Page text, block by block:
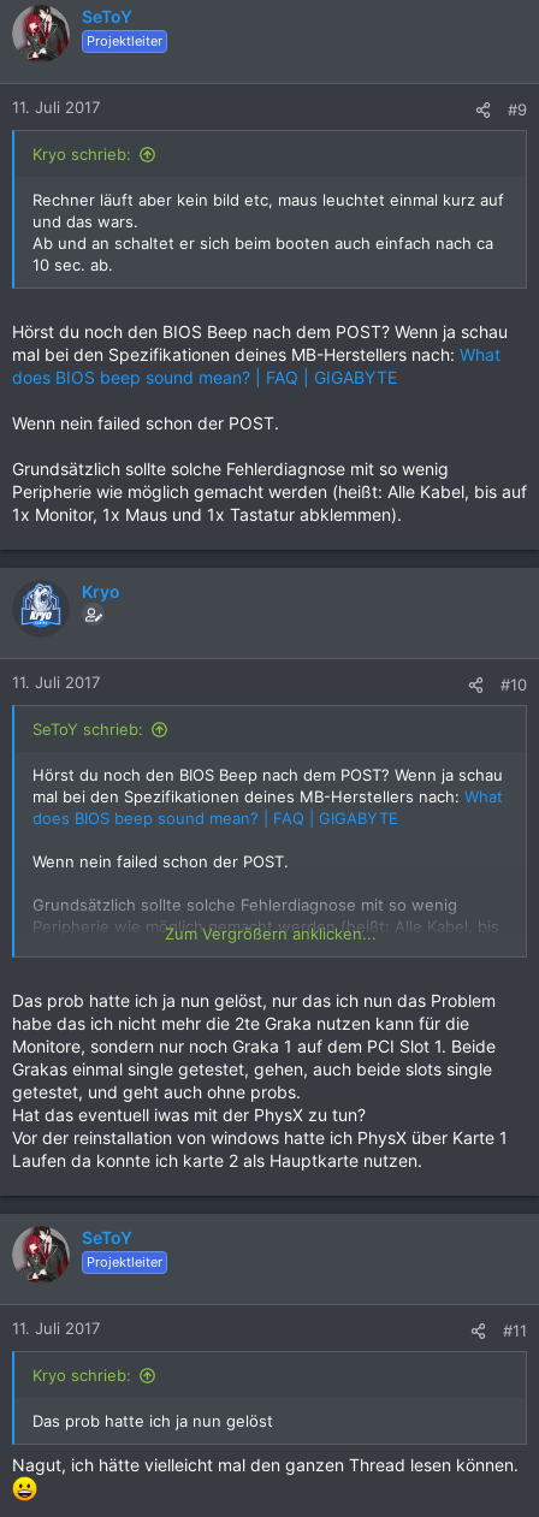
SeToY
Projektleiter
11. Juli 2017 #9
Kryo schrieb:
Rechner läuft aber kein bild etc, maus leuchtet einmal kurz auf
und das wars.
Ab und an schaltet er sich beim booten auch einfach nach ca
10 sec. ab.
Hörst du noch den BIOS Beep nach dem POST? Wenn ja schau
mal bei den Spezifikationen deines MB-Herstellers nach: What
does BIOS beep sound mean? | FAQ | GIGABYTE
Wenn nein failed schon der POST.
Grundsätzlich sollte solche Fehlerdiagnose mit so wenig
Peripherie wie möglich gemacht werden (heißt: Alle Kabel, bis auf
1x Monitor, 1x Maus und 1x Tastatur abklemmen).
Kryo
11. Juli 2017 #10
SeToY schrieb:
Hörst du noch den BIOS Beep nach dem POST? Wenn ja schau
mal bei den Spezifikationen deines MB-Herstellers nach: What
does BIOS beep sound mean? | FAQ | GIGABYTE
Wenn nein failed schon der POST.
Grundsätzlich sollte solche Fehlerdiagnose mit so wenig
Peripherie wie möglich gemacht werden (heißt: Alle Kabel, bis
auf 1x Monitor, 1x Maus und 1x Tastatur abklemmen).
Zum Vergrößern anklicken...
Das prob hatte ich ja nun gelöst, nur das ich nun das Problem
habe das ich nicht mehr die 2te Graka nutzen kann für die
Monitore, sondern nur noch Graka 1 auf dem PCI Slot 1. Beide
Grakas einmal single getestet, gehen, auch beide slots single
getestet, und geht auch ohne probs.
Hat das eventuell iwas mit der PhysX zu tun?
Vor der reinstallation von windows hatte ich PhysX über Karte 1
Laufen da konnte ich karte 2 als Hauptkarte nutzen.
SeToY
Projektleiter
11. Juli 2017 #11
Kryo schrieb:
Das prob hatte ich ja nun gelöst
Nagut, ich hätte vielleicht mal den ganzen Thread lesen können.